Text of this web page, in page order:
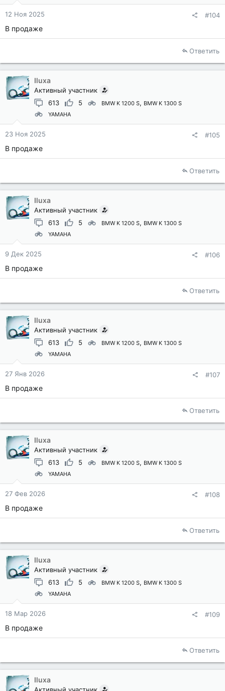
12 Ноя 2025 #104
В продаже
Ответить
Iluxa
Активный участник
613
5 BMW K 1200 S
BMW K 1300 S
YAMAHA
23 Ноя 2025 #105
В продаже
Ответить
Iluxa
Активный участник
613
5 BMW K 1200 S
BMW K 1300 S
YAMAHA
9 Дек 2025 #106
В продаже
Ответить
Iluxa
Активный участник
613
5 BMW K 1200 S
BMW K 1300 S
YAMAHA
27 Янв 2026 #107
В продаже
Ответить
Iluxa
Активный участник
613
5 BMW K 1200 S
BMW K 1300 S
YAMAHA
27 Фев 2026 #108
В продаже
Ответить
Iluxa
Активный участник
613
5 BMW K 1200 S
BMW K 1300 S
YAMAHA
18 Мар 2026 #109
В продаже
Ответить
Iluxa
Активный участник